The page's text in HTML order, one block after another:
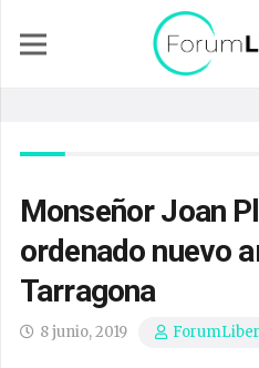
Monseñor Joan
ordenado nuevo
Tarragona
8 junio, 2019